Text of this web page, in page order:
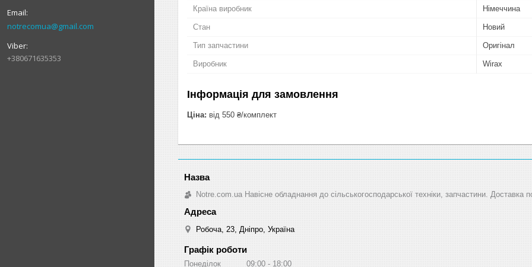
notrecomua@gmail.com
+380671635353
Країна виробник Німеччина
Стан Новий
Тип запчастини Оригінал
Виробник Wirax
Інформація для замовлення
Ціна: від 550 ₴/комплект
Notre.com.ua Навісне обладнання до сільськогосподарської техніки, запчастини. Доставка
Робоча, 23, Дніпро, Україна
Графік роботи
Понеділок 09:00 18:00